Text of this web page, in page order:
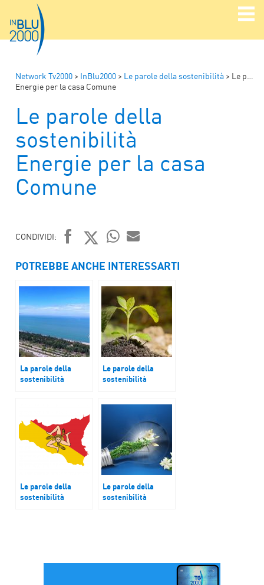
Network Tv2000 > InBlu2000 > Le parole della sostenibilità > Le parole della sostenibilità
Energie per la casa Comune
Le parole della
sostenibilità
Energie per la casa
Comune
CONDIVIDI:
FACEBOOK
TWITTER
WHATSAPP
MAIL
POTREBBE ANCHE INTERESSARTI
La parole della
sostenibilità
Le parole della
sostenibilità
Le parole della
sostenibilità
Le parole della
sostenibilità